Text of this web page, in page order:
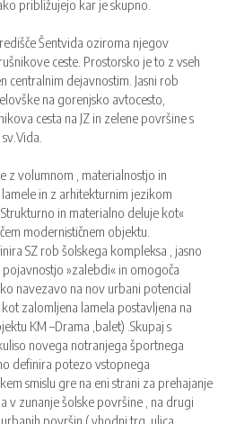
približujejo kar je skupno.
Šentvida oziroma njegov
ceste. Prostorsko je to z vseh
centralnim dejavnostim. Jasni rob
na gorenjsko avtocesto,
cesta na JZ in zelene površine s
z volumnom , materialnostjo in
in z arhitekturnim jezikom
in materialno deluje kot«
modernističnem objektu.
SZ rob šolskega kompleksa , jasno
»zalebdi« in omogoča
navezavo na nov urbani potencial
zalomljena lamela postavljena na
KM –Drama ,balet) .Skupaj s
novega notranjega športnega
definira potezo vstopnega
smislu gre na eni strani za prehajanje
v zunanje šolske površine , na drugi
površin ( vhodni trg, ulica,